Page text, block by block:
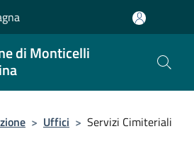
di Monticelli
> Uffici > Servizi Cimiteriali